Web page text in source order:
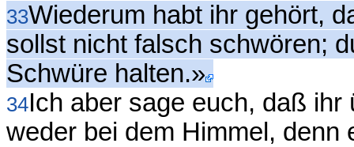
33Wiederum habt ihr gehört,
sollst nicht falsch schwören;
Schwüre halten.»
34Ich aber sage euch, daß
weder bei dem Himmel, denn